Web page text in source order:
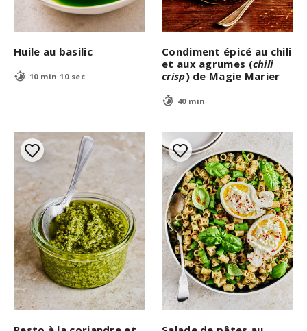
Huile au basilic
10 min 10 sec
Condiment épicé au chili
et aux agrumes (chili
crisp) de Magie Marier
40 min